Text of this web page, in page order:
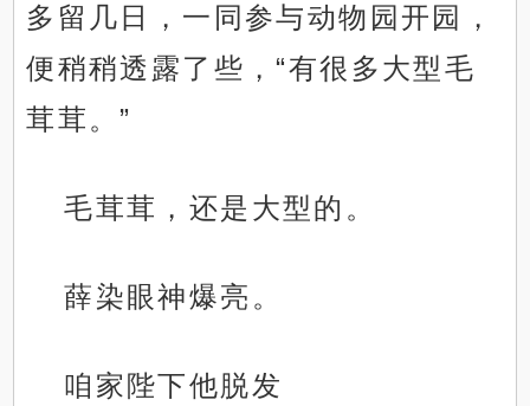
多留几日，一同参与动物园开园，
便稍稍透露了些，“有很多大型毛
茸茸。”
毛茸茸，还是大型的。
薛染眼神爆亮。
咱家陛下他脱发